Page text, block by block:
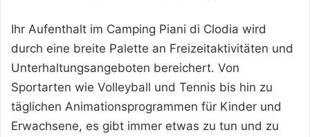
Ihr Aufenthalt im Camping Piani di Clodia wird
durch eine breite Palette an Freizeitaktivitäten und
Unterhaltungsangeboten bereichert. Von
Sportarten wie Volleyball und Tennis bis hin zu
täglichen Animationsprogrammen für Kinder und
Erwachsene, es gibt immer etwas zu tun und zu